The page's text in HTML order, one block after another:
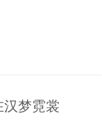
梦霓裳